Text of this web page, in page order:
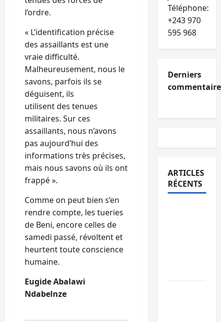
l’ordre.
« L’identification précise
des assaillants est une
vraie difficulté.
Malheureusement, nous le
savons, parfois ils se
déguisent, ils
utilisent des tenues
militaires. Sur ces
assaillants, nous n’avons
pas aujourd’hui des
informations très précises,
mais nous savons où ils ont
frappé ».
Comme on peut bien s’en
rendre compte, les tueries
de Beni, encore celles de
samedi passé, révoltent et
heurtent toute conscience
humaine.
Eugide Abalawi
Ndabelnze
Téléphone:
+243 970
595 968
Derniers
ARTICLES
RÉCENTS